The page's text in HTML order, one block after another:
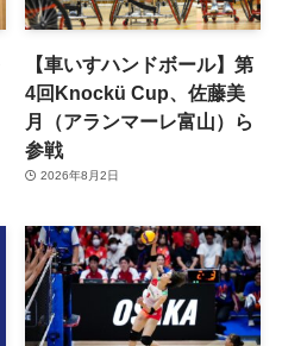
【車いすハンドボール】第
4回Knockü Cup、佐藤美
月（アランマーレ富山）ら
参戦
2026年8月2日